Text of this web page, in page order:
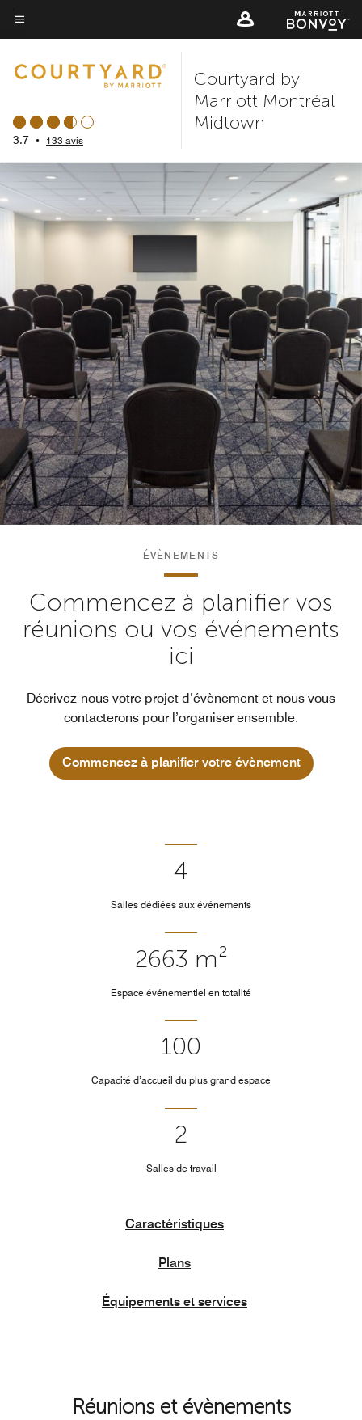
Skip
to
content
Texte du menu
3.7 • 133 avis
Courtyard by
Marriott Montréal
Midtown
ÉVÈNEMENTS
Commencez à planifier vos
réunions ou vos événements
ici
Décrivez-nous votre projet d’évènement et nous vous
contacterons pour l’organiser ensemble.
Commencez à planifier votre évènement
4
Salles dédiées aux événements
2663 m²
Espace événementiel en totalité
100
Capacité d’accueil du plus grand espace
2
Salles de travail
Caractéristiques
Plans
Équipements et services
Réunions et évènements